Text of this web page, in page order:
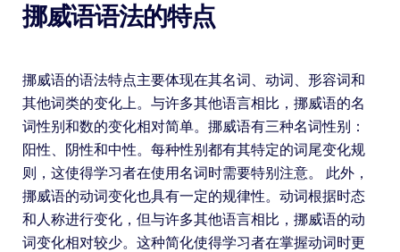
挪威语语法的特点
挪威语的语法特点主要体现在其名词、动词、形容词和
其他词类的变化上。与许多其他语言相比，挪威语的名
词性别和数的变化相对简单。挪威语有三种名词性别：
阳性、阴性和中性。每种性别都有其特定的词尾变化规
则，这使得学习者在使用名词时需要特别注意。 此外，
挪威语的动词变化也具有一定的规律性。动词根据时态
和人称进行变化，但与许多其他语言相比，挪威语的动
词变化相对较少。这种简化使得学习者在掌握动词时更